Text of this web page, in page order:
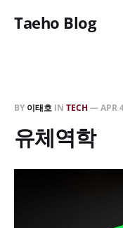
Taeho Blog
BY 이태호 IN TECH—APR
유체역학